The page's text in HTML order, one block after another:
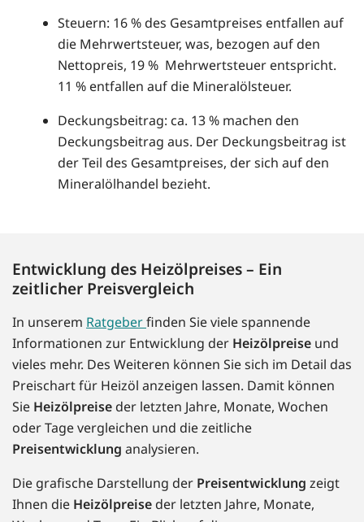
Steuern: 16 % des Gesamtpreises entfallen auf
die Mehrwertsteuer, was, bezogen auf den
Nettopreis, 19 % Mehrwertsteuer entspricht.
11 % entfallen auf die Mineralölsteuer.
Deckungsbeitrag: ca. 13 % machen den
Deckungsbeitrag aus. Der Deckungsbeitrag ist
der Teil des Gesamtpreises, der sich auf den
Mineralölhandel bezieht.
Entwicklung des Heizölpreises – Ein
zeitlicher Preisvergleich
In unserem Ratgeberfinden Sie viele spannende
Informationen zur Entwicklung der Heizölpreise und
vieles mehr. Des Weiteren können Sie sich im Detail das
Preischart für Heizöl anzeigen lassen. Damit können
Sie Heizölpreise der letzten Jahre, Monate, Wochen
oder Tage vergleichen und die zeitliche
Preisentwicklung analysieren.
Die grafische Darstellung der Preisentwicklung zeigt
Ihnen die Heizölpreise der letzten Jahre, Monate,